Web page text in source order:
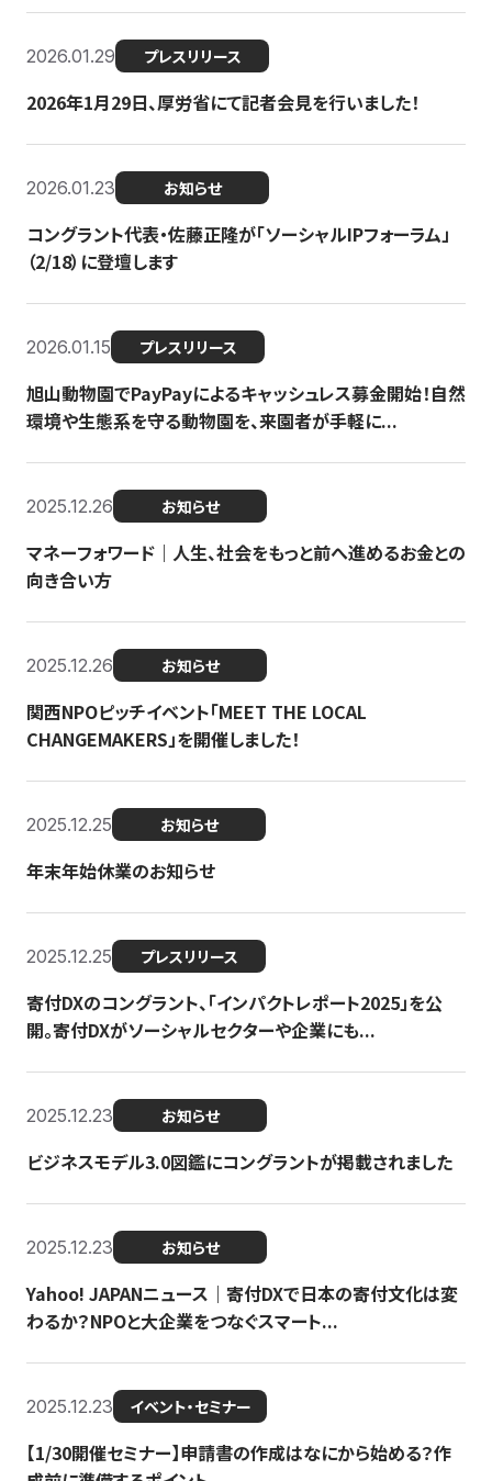
2026.01.29 プレスリリース
2026年1月29日、厚労省にて記者会見を行いました！
2026.01.23 お知らせ
コングラント代表・佐藤正隆が「ソーシャルIPフォーラム」
（2/18）に登壇します
2026.01.15 プレスリリース
旭山動物園でPayPayによるキャッシュレス募金開始！自然
環境や生態系を守る動物園を、来園者が手軽に...
2025.12.26 お知らせ
マネーフォワード｜人生、社会をもっと前へ進めるお金との
向き合い方
2025.12.26 お知らせ
関西NPOピッチイベント「MEET THE LOCAL
CHANGEMAKERS」を開催しました！
2025.12.25 お知らせ
年末年始休業のお知らせ
2025.12.25 プレスリリース
寄付DXのコングラント、「インパクトレポート2025」を公
開。寄付DXがソーシャルセクターや企業にも...
2025.12.23 お知らせ
ビジネスモデル3.0図鑑にコングラントが掲載されました
2025.12.23 お知らせ
Yahoo! JAPANニュース｜寄付DXで日本の寄付文化は変
わるか？NPOと大企業をつなぐスマート...
2025.12.23 イベント・セミナー
【1/30開催セミナー】申請書の作成はなにから始める？作